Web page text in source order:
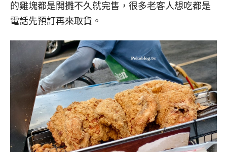
的雞塊都是開攤不久就完售，很多老客人想吃都是
電話先預訂再來取貨。